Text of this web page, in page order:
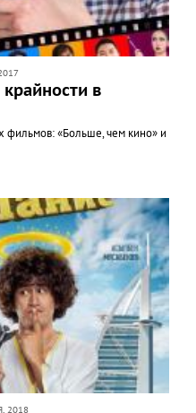
в
фильмов: «Больше, чем кино» и
2018